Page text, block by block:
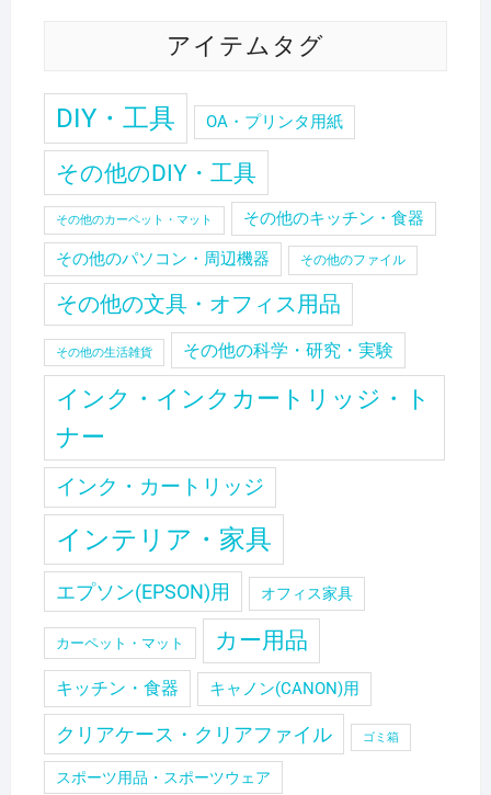
アイテムタグ
DIY・工具 OA・プリンタ用紙
その他のDIY・工具
その他のカーペット・マット その他のキッチン・食器
その他のパソコン・周辺機器 その他のファイル
その他の文具・オフィス用品
その他の生活雑貨 その他の科学・研究・実験
インク・インクカートリッジ・ト
ナー
インク・カートリッジ
インテリア・家具
エプソン(EPSON)用 オフィス家具
カーペット・マット カー用品
キッチン・食器 キャノン(CANON)用
クリアケース・クリアファイル ゴミ箱
スポーツ用品・スポーツウェア